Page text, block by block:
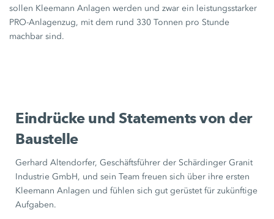
sollen Kleemann Anlagen werden und zwar ein leistungsstarker
PRO-Anlagenzug, mit dem rund 330 Tonnen pro Stunde
machbar sind.
Eindrücke und Statements von der
Baustelle
Gerhard Altendorfer, Geschäftsführer der Schärdinger Granit
Industrie GmbH, und sein Team freuen sich über ihre ersten
Kleemann Anlagen und fühlen sich gut gerüstet für zukünftige
Aufgaben.